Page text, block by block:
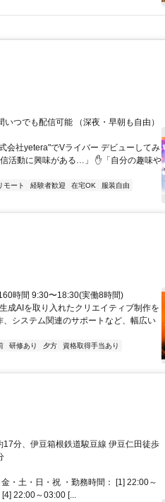
つでも配信可能 （深夜・早朝も自由）
会社yetera"でVライバー デビューしてみ
活動に興味がある…」 ✋「自分の趣味や
モート 経験者歓迎 在宅OK
服装自由
時間 9:30〜18:30(実働8時間)
成AIを取り入れたクリエイティブ制作を
システム関連のサポートなど、幅広い
研修あり 夕方
資格取得手当あり
分、伊豆箱根鉄道駿豆線 伊豆仁田徒歩
・土・日・祝 ・勤務時間： [1] 22:00～
22:00～03:00 [...